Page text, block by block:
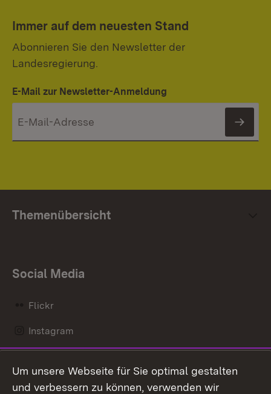
Immer auf dem neuesten Stand
Abonnieren Sie den Newsletter der
Landesregierung.
E-Mail zur Newsletter-Anmeldung
Themenübersicht
Social Media
Flickr
Instagram
Mastodon
Um unsere Webseite für Sie optimal gestalten
und verbessern zu können, verwenden wir